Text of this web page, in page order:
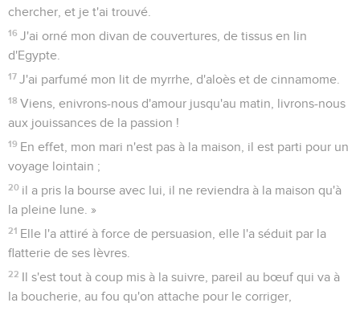
chercher, et je t'ai trouvé.
16 J'ai orné mon divan de couvertures, de tissus en lin
d'Egypte.
17 J'ai parfumé mon lit de myrrhe, d'aloès et de cinnamome.
18 Viens, enivrons-nous d'amour jusqu'au matin, livrons-nous
aux jouissances de la passion !
19 En effet, mon mari n'est pas à la maison, il est parti pour un
voyage lointain ;
20 il a pris la bourse avec lui, il ne reviendra à la maison qu'à
la pleine lune. »
21 Elle l'a attiré à force de persuasion, elle l'a séduit par la
flatterie de ses lèvres.
22 Il s'est tout à coup mis à la suivre, pareil au bœuf qui va à
la boucherie, au fou qu'on attache pour le corriger,